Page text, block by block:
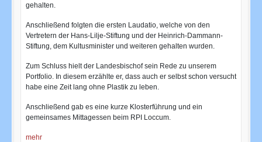
gehalten.
Anschließend folgten die ersten Laudatio, welche von den
Vertretern der Hans-Lilje-Stiftung und der Heinrich-Dammann-
Stiftung, dem Kultusminister und weiteren gehalten wurden.
Zum Schluss hielt der Landesbischof sein Rede zu unserem
Portfolio. In diesem erzählte er, dass auch er selbst schon versucht
habe eine Zeit lang ohne Plastik zu leben.
Anschließend gab es eine kurze Klosterführung und ein
gemeinsames Mittagessen beim RPI Loccum.
mehr